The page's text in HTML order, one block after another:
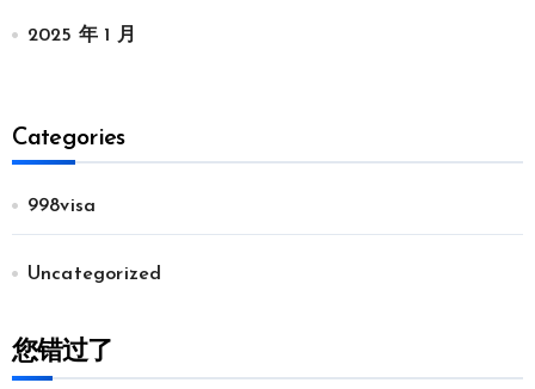
2025 年 1 月
Categories
998visa
Uncategorized
您错过了